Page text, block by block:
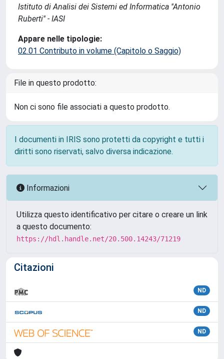
Istituto di Analisi dei Sistemi ed Informatica ''Antonio
Ruberti'' - IASI
Appare nelle tipologie:
02.01 Contributo in volume (Capitolo o Saggio)
File in questo prodotto:
Non ci sono file associati a questo prodotto.
I documenti in IRIS sono protetti da copyright e tutti i
diritti sono riservati, salvo diversa indicazione.
Informazioni
Utilizza questo identificativo per citare o creare un link
a questo documento:
https://hdl.handle.net/20.500.14243/71219
Citazioni
ND
ND
ND